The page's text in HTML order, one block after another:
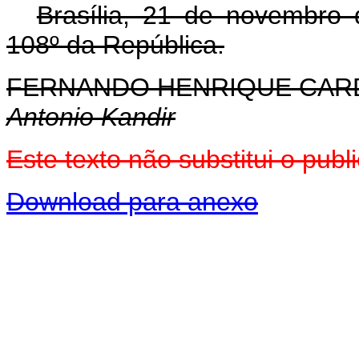
Brasília, 21 de novembro
108º da República.
FERNANDO HENRIQUE
Antonio Kandir
Este texto não substitui o
Download para anexo